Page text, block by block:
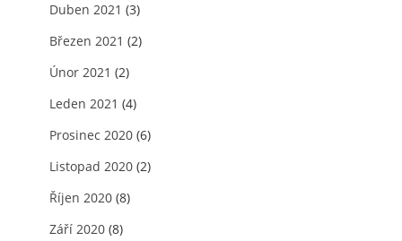
Duben 2021 (3)
Březen 2021 (2)
Únor 2021 (2)
Leden 2021 (4)
Prosinec 2020 (6)
Listopad 2020 (2)
Říjen 2020 (8)
Září 2020 (8)